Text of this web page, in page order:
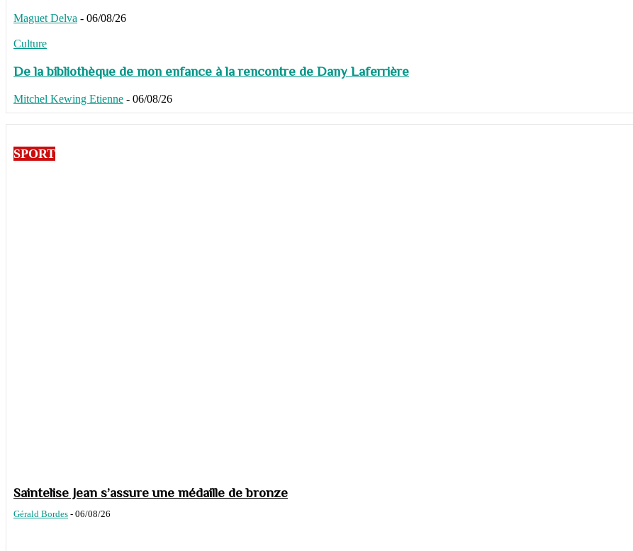
Maguet Delva - 06/08/26
Culture
De la bibliothèque de mon enfance à la rencontre de Dany Laferrière
Mitchel Kewing Etienne - 06/08/26
SPORT
Saintelise Jean s’assure une médaille de bronze
Gérald Bordes - 06/08/26